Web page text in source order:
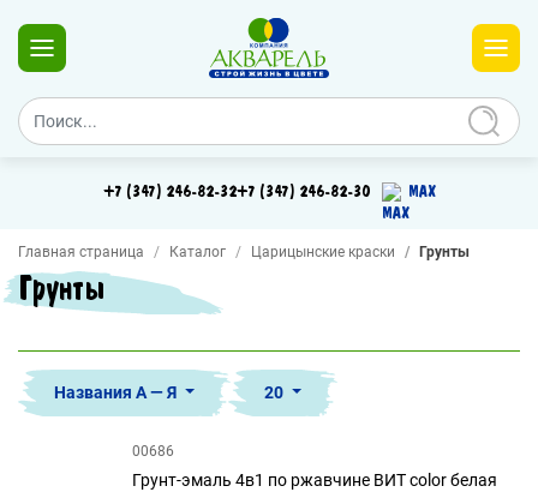
+7 (347) 246-82-32+7 (347) 246-82-30 MAX
Главная страница Каталог Царицынские краски Грунты
Грунты
Названия А — Я 20
00686
Грунт-эмаль 4в1 по ржавчине ВИТ color белая